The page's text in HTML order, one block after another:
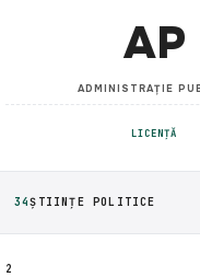
AP
ADMINISTRAȚIE
LICENȚĂ
34ȘTIINȚE POLITICE
2